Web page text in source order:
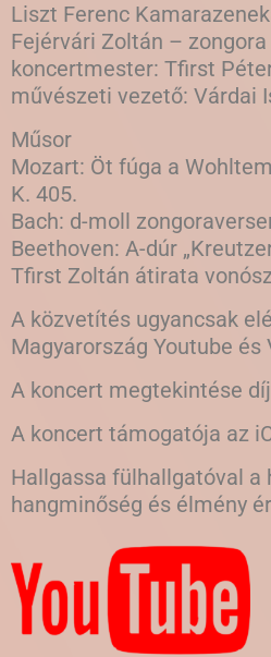
Liszt Ferenc
Fejérvári Zoltán – zongora
koncertmester: Tfirst
művészeti vezető: Várdai
Műsor
Mozart: Öt fúga a
K. 405.
Bach: d-moll
Beethoven: A-dúr
Tfirst Zoltán átirata
A közvetítés ugyancsak
Magyarország Youtube
A koncert megtekintése
A koncert támogatója az
Hallgassa fülhallgatóval a
hangminőség és élmény